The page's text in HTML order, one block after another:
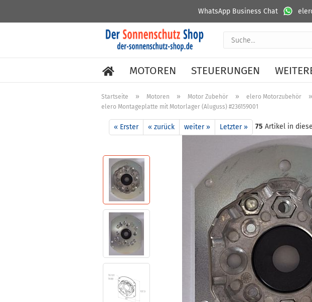
WhatsApp Business Chat
MOTOREN STEUERUNGEN
Startseite » Motoren » Motor Zubehör » elero Motorzubehör »
elero Montageplatte mit Motorlager (Aluguss) #236159001
« Erster « zurück weiter » Letzter » 75 Artikel in